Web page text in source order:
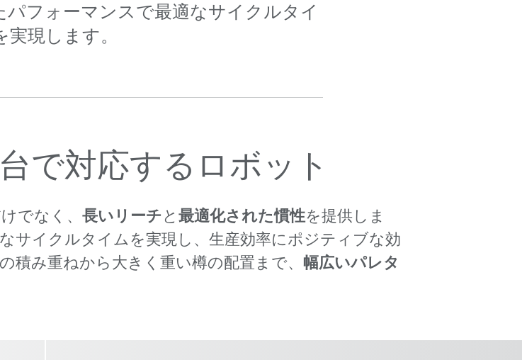
パフォーマンスで最適なサイクルタイ
実現します。
で対応するロボット
でなく、 長いリーチ と 最適化された慣性を提供しま
サイクルタイムを実現し、生産効率にポジティブな効
積み重ねから大きく重い樽の配置まで、 幅広いパレタ